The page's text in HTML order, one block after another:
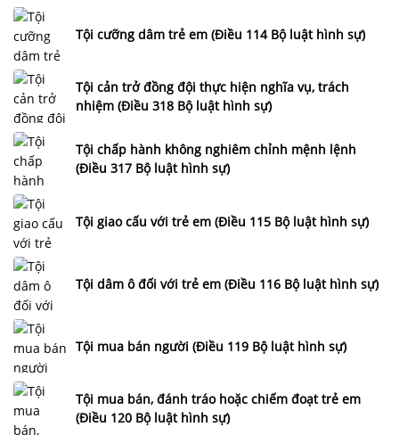
Tội cưỡng dâm trẻ em (Điều 114 Bộ luật hình sự)
Tội cản trở đồng đội thực hiện nghĩa vụ, trách
nhiệm (Điều 318 Bộ luật hình sự)
Tội chấp hành không nghiêm chỉnh mệnh lệnh
(Điều 317 Bộ luật hình sự)
Tội giao cấu với trẻ em (Điều 115 Bộ luật hình sự)
Tội dâm ô đối với trẻ em (Điều 116 Bộ luật hình sự)
Tội mua bán người (Điều 119 Bộ luật hình sự)
Tội mua bán, đánh tráo hoặc chiếm đoạt trẻ em
(Điều 120 Bộ luật hình sự)